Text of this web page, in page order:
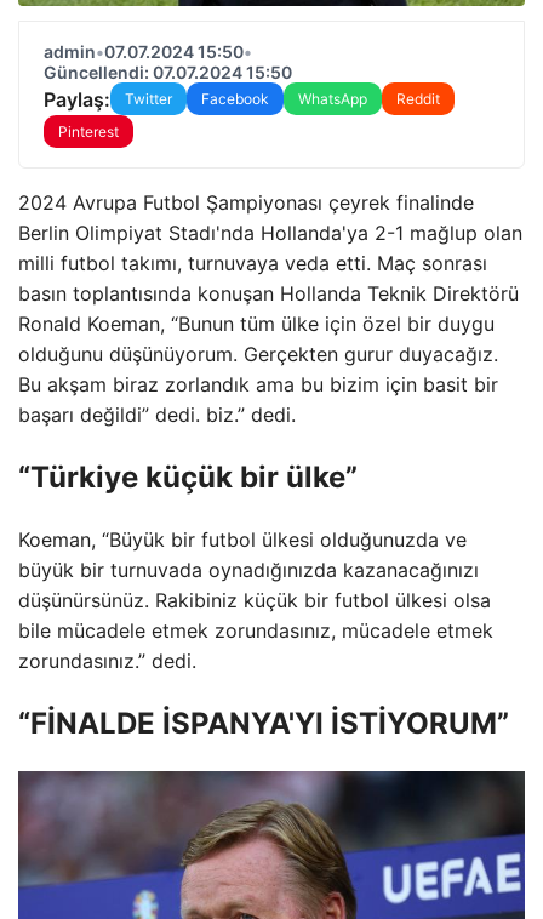
admin•07.07.2024 15:50•
Güncellendi: 07.07.2024 15:50
Paylaş: Twitter Facebook WhatsApp
Reddit
Pinterest
2024 Avrupa Futbol Şampiyonası çeyrek finalinde
Berlin Olimpiyat Stadı'nda Hollanda'ya 2-1 mağlup olan
milli futbol takımı, turnuvaya veda etti. Maç sonrası
basın toplantısında konuşan Hollanda Teknik Direktörü
Ronald Koeman, “Bunun tüm ülke için özel bir duygu
olduğunu düşünüyorum. Gerçekten gurur duyacağız.
Bu akşam biraz zorlandık ama bu bizim için basit bir
başarı değildi” dedi. biz.” dedi.
“Türkiye küçük bir ülke”
Koeman, “Büyük bir futbol ülkesi olduğunuzda ve
büyük bir turnuvada oynadığınızda kazanacağınızı
düşünürsünüz. Rakibiniz küçük bir futbol ülkesi olsa
bile mücadele etmek zorundasınız, mücadele etmek
zorundasınız.” dedi.
“FİNALDE İSPANYA'YI İSTİYORUM”